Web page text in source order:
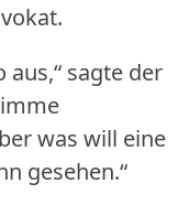
aus,“ sagte der
was will eine
gesehen.“